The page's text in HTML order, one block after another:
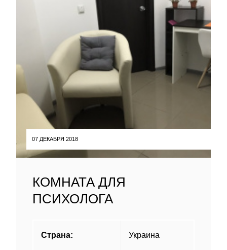
07 ДЕКАБРЯ 2018
КОМНАТА ДЛЯ
ПСИХОЛОГА
Страна: Украина